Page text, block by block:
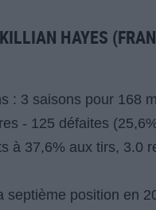
HAYES
: 3 saisons pour 168
- 125 défaites
à 37,6% aux tirs, 3.0
septième position en